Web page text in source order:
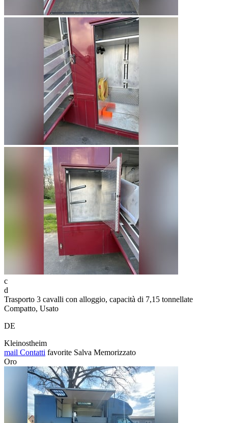
c
d
Trasporto 3 cavalli con alloggio, capacità di 7,15 tonnellate
Compatto, Usato
DE
Kleinostheim
mail Contatti favorite Salva Memorizzato
Oro